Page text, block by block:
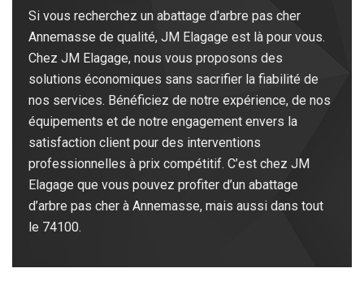
Si vous recherchez un abattage d'arbre pas cher
Annemasse de qualité, JM Elagage est là pour vous.
Chez JM Elagage, nous vous proposons des
solutions économiques sans sacrifier la fiabilité de
nos services. Bénéficiez de notre expérience, de nos
équipements et de notre engagement envers la
satisfaction client pour des interventions
professionnelles à prix compétitif. C’est chez JM
Elagage que vous pouvez profiter d’un abattage
d’arbre pas cher à Annemasse, mais aussi dans tout
le 74100.